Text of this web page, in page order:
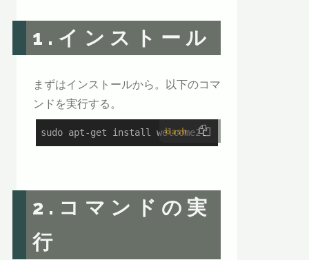
1.インストール
まずはインストールから。以下のコマ
ンドを実行する。
bash
sudo apt-get install welcome2l
2.コマンドの実
行